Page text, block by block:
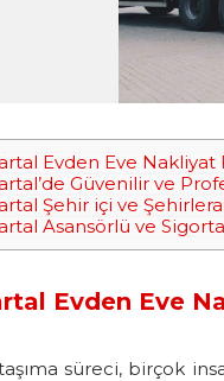
Evden Eve Nakliyat
Güvenilir ve
Şehir içi ve
Asansörlü ve
Evden Eve
süreci, birçok